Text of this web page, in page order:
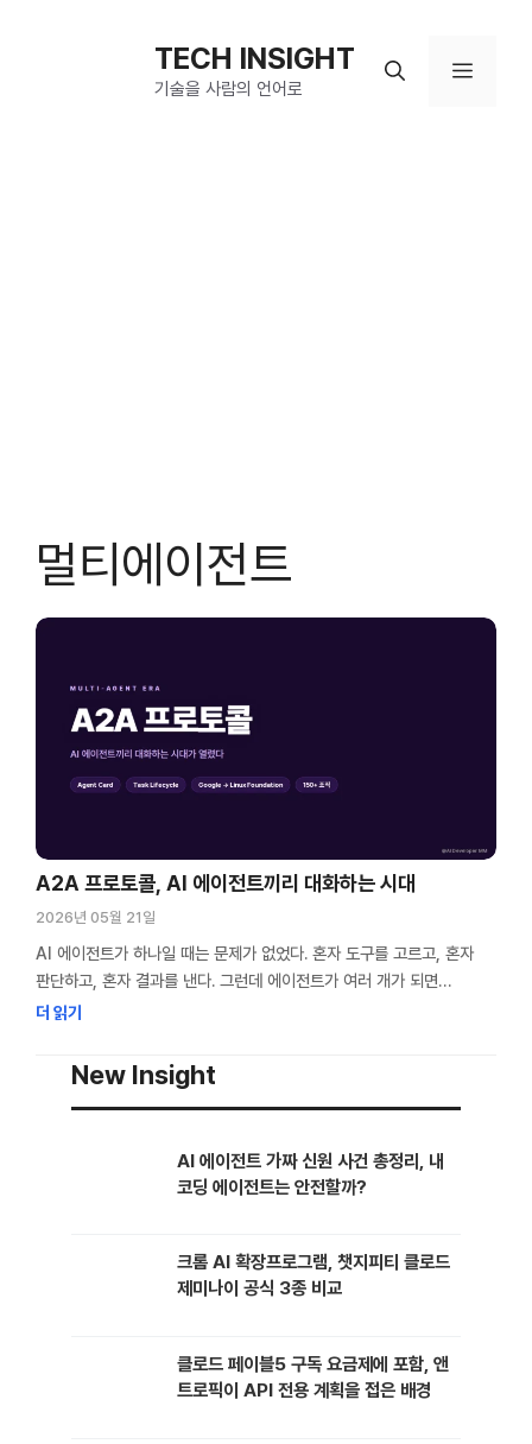
TECH INSIGHT
기술을 사람의 언어로
메
멀티에이전트
A2A 프로토콜, AI 에이전트끼리 대화하는 시대
2026년 05월 21일
AI 에이전트가 하나일 때는 문제가 없었다. 혼자 도구를 고르고, 혼자
판단하고, 혼자 결과를 낸다. 그런데 에이전트가 여러 개가 되면
이야기가 달라진다. 서로 뭘 할 수 있는지 모르고, 작업을 넘기는 방법도
통신 표준이다. 나는 2026년 들어 컨퍼런스나 밋업에 갈 때마다
느낀다. 어디를 가든 “에이전트”가 화두다. 작년까지만 …
더 읽기
New Insight
AI 에이전트 가짜 신원 사건 총정리, 내
코딩 에이전트는 안전할까?
크롬 AI 확장프로그램, 챗지피티 클로드
제미나이 공식 3종 비교
클로드 페이블5 구독 요금제에 포함, 앤
트로픽이 API 전용 계획을 접은 배경